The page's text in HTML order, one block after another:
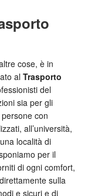
cose, è in
al Trasporto
del
sia per gli
con
all’università,
località di
per il
di ogni comfort,
sulla
e sicuri e di